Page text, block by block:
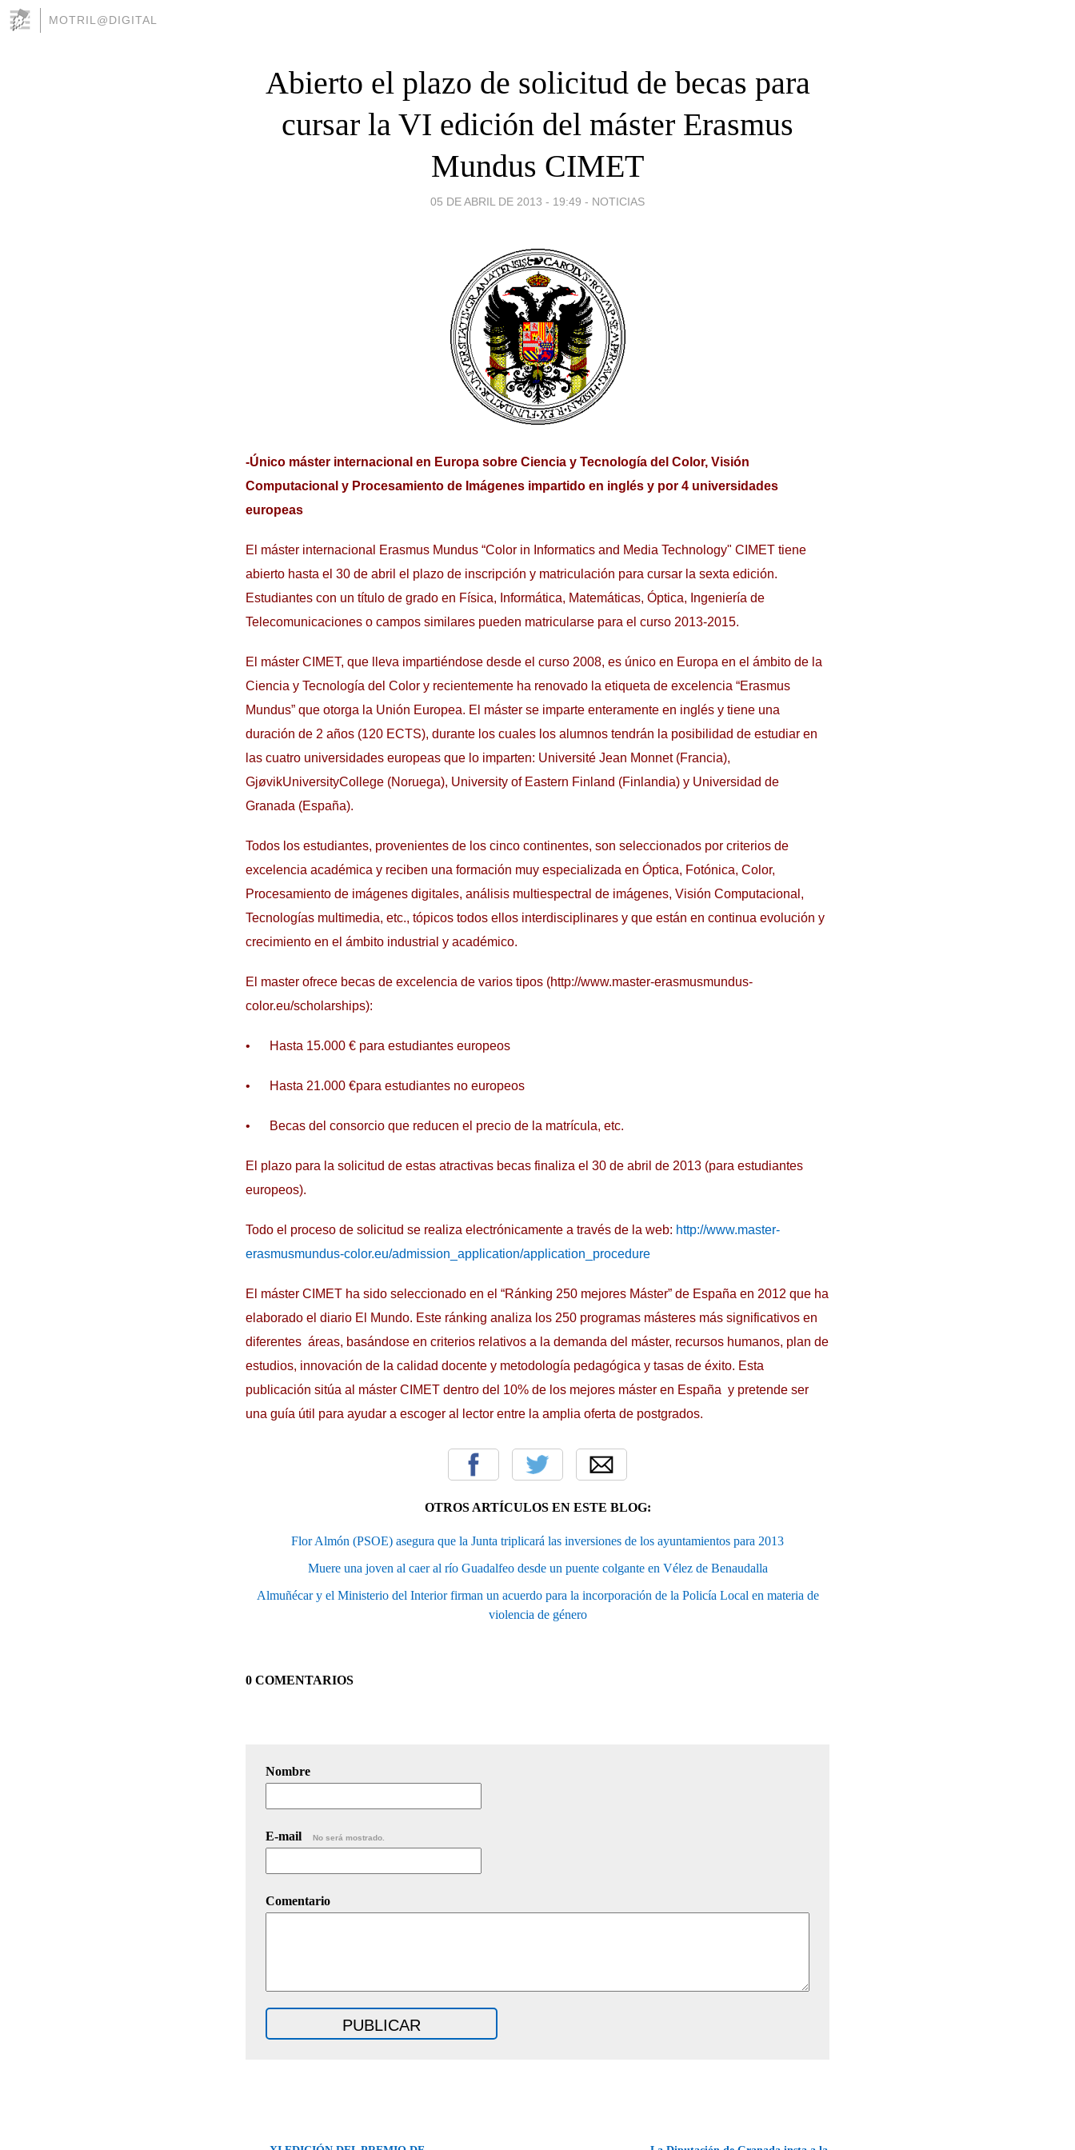
MOTRIL@DIGITAL
Abierto el plazo de solicitud de becas para
cursar la VI edición del máster Erasmus
Mundus CIMET
05 DE ABRIL DE 2013 - 19:49 - NOTICIAS
-Único máster internacional en Europa sobre Ciencia y Tecnología del Color, Visión
Computacional y Procesamiento de Imágenes impartido en inglés y por 4 universidades
europeas
El máster internacional Erasmus Mundus “Color in Informatics and Media Technology" CIMET tiene
abierto hasta el 30 de abril el plazo de inscripción y matriculación para cursar la sexta edición.
Estudiantes con un título de grado en Física, Informática, Matemáticas, Óptica, Ingeniería de
Telecomunicaciones o campos similares pueden matricularse para el curso 2013-2015.
El máster CIMET, que lleva impartiéndose desde el curso 2008, es único en Europa en el ámbito de la
Ciencia y Tecnología del Color y recientemente ha renovado la etiqueta de excelencia “Erasmus
Mundus” que otorga la Unión Europea. El máster se imparte enteramente en inglés y tiene una
duración de 2 años (120 ECTS), durante los cuales los alumnos tendrán la posibilidad de estudiar en
las cuatro universidades europeas que lo imparten: Université Jean Monnet (Francia),
GjøvikUniversityCollege (Noruega), University of Eastern Finland (Finlandia) y Universidad de
Granada (España).
Todos los estudiantes, provenientes de los cinco continentes, son seleccionados por criterios de
excelencia académica y reciben una formación muy especializada en Óptica, Fotónica, Color,
Procesamiento de imágenes digitales, análisis multiespectral de imágenes, Visión Computacional,
Tecnologías multimedia, etc., tópicos todos ellos interdisciplinares y que están en continua evolución y
crecimiento en el ámbito industrial y académico.
El master ofrece becas de excelencia de varios tipos (http://www.master-erasmusmundus-
color.eu/scholarships):
• Hasta 15.000 € para estudiantes europeos
• Hasta 21.000 €para estudiantes no europeos
• Becas del consorcio que reducen el precio de la matrícula, etc.
El plazo para la solicitud de estas atractivas becas finaliza el 30 de abril de 2013 (para estudiantes
europeos).
Todo el proceso de solicitud se realiza electrónicamente a través de la web: http://www.master-
erasmusmundus-color.eu/admission_application/application_procedure
El máster CIMET ha sido seleccionado en el “Ránking 250 mejores Máster” de España en 2012 que ha
elaborado el diario El Mundo. Este ránking analiza los 250 programas másteres más significativos en
diferentes áreas, basándose en criterios relativos a la demanda del máster, recursos humanos, plan de
estudios, innovación de la calidad docente y metodología pedagógica y tasas de éxito. Esta
publicación sitúa al máster CIMET dentro del 10% de los mejores máster en España y pretende ser
una guía útil para ayudar a escoger al lector entre la amplia oferta de postgrados.
OTROS ARTÍCULOS EN ESTE BLOG:
Flor Almón (PSOE) asegura que la Junta triplicará las inversiones de los ayuntamientos para 2013
Muere una joven al caer al río Guadalfeo desde un puente colgante en Vélez de Benaudalla
Almuñécar y el Ministerio del Interior firman un acuerdo para la incorporación de la Policía Local en materia de
violencia de género
0 COMENTARIOS
Nombre
E-mail No será mostrado.
Comentario